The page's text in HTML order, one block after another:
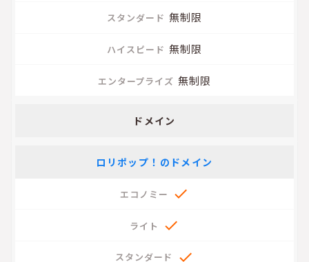
無制限
無制限
無制限
ドメイン
ロリポップ！のドメイン


